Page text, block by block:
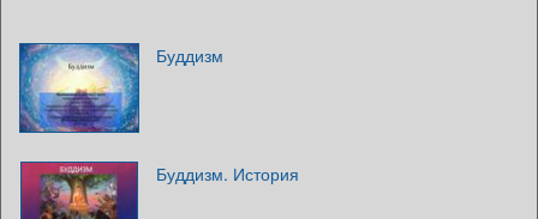
Буддизм
Буддизм. История